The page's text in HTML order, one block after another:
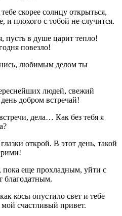
скорее солнцу открыться,
и плохого с тобой не случится.
в душе царит тепло!
повезло!
любимым делом ты
людей, свежий
добром встречай!
дела… Как без тебя я
открой. В этот день, такой
еще прохладным, уйти с
благодатным.
косы опустило свет и тебе
счастливый привет.